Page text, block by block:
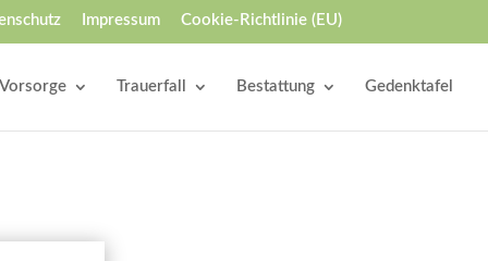
Impressum Cookie-Richtlinie (EU)
Vorsorge Trauerfall Bestattung Gedenktafel